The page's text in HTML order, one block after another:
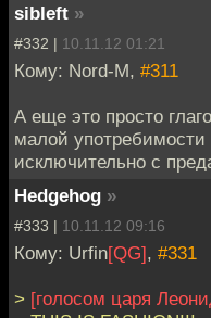
sibleft »
#332 | 10.11.12 01:21
Кому: Nord-M, #311
А еще это просто
малой употребимости
исключительно с
Hedgehog »
#333 | 10.11.12 09:16
Кому: Urfin[QG], #331
> [голосом царя